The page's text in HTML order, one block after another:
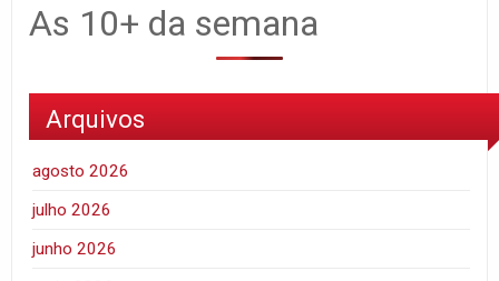
As 10+ da semana
Arquivos
agosto 2026
julho 2026
junho 2026